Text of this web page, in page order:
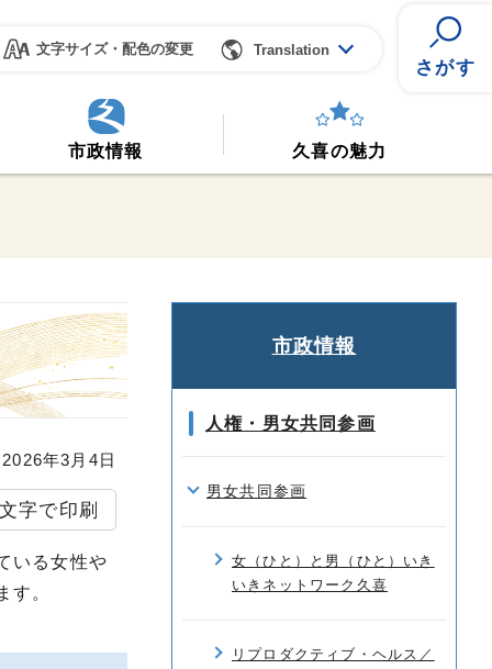
文字サイズ・配色の変更 Translation
さがす
市政情報 久喜の魅力
年3月4日
字で印刷
いる女性や
す。
市政情報
人権・男女共同参画
男女共同参画
女（ひと）と男（ひと）いき
いきネットワーク久喜
リプロダクティブ・ヘルス／